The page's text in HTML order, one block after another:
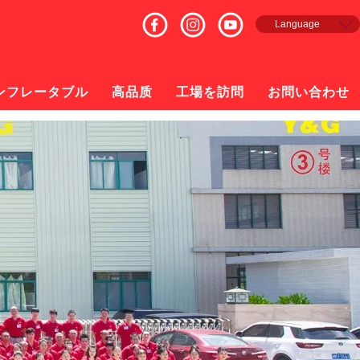
Language
русский
日本語
한국의
フレータブル 高品质 工場を訪問 お問い合わせ